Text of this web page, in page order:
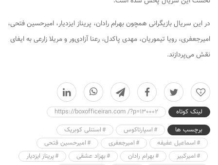
در این سریال بازیگرانی همچون بهرام رادان، پریناز ایزدیار، امیرحسین فتحی،
امیرجعفری، رویا تیموریان، مهدی پاکدل، رعنا آزادی‌ور و مریلا زارعی به ایفای
نقش می‌پردازند.
0
لینک کوتاه
https://boxofficeiran.com /?p=130002
برچسب ها
اسپارتاکوس
استنلی کوبریک
اسماعیل عفیفه
امیرجعفری
امیرحسین فتحی
امیرکبیر
بهرام رادان بهزاد عشقی
پریناز ایزدیار